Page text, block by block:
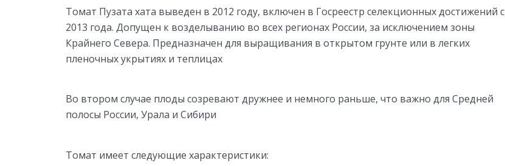
Томат Пузата хата выведен в 2012 году, включен в Госреестр селекционных достижений с
2013 года. Допущен к возделыванию во всех регионах России, за исключением зоны
Крайнего Севера. Предназначен для выращивания в открытом грунте или в легких
пленочных укрытиях и теплицах
Во втором случае плоды созревают дружнее и немного раньше, что важно для Средней
полосы России, Урала и Сибири
Томат имеет следующие характеристики: